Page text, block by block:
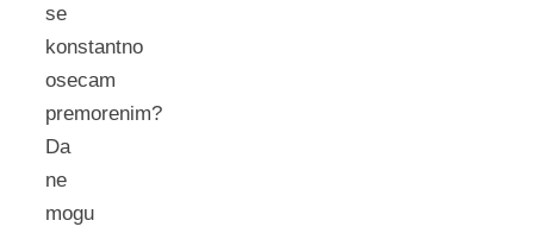
se
konstantno
osecam
premorenim?
Da
ne
mogu